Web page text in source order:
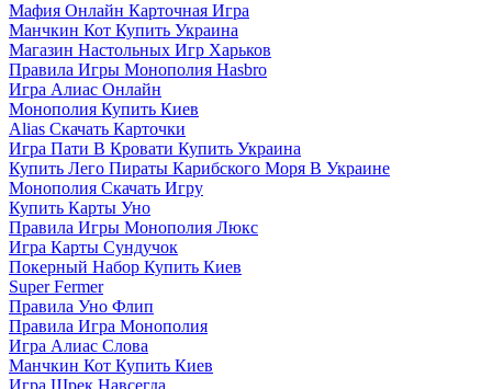
Мафия Онлайн Карточная Игра
Манчкин Кот Купить Украина
Магазин Настольных Игр Харьков
Правила Игры Монополия Hasbro
Игра Алиас Онлайн
Монополия Купить Киев
Alias Скачать Карточки
Игра Пати В Кровати Купить Украина
Купить Лего Пираты Карибского Моря В Украине
Монополия Скачать Игру
Купить Карты Уно
Правила Игры Монополия Люкс
Игра Карты Сундучок
Покерный Набор Купить Киев
Super Fermer
Правила Уно Флип
Правила Игра Монополия
Игра Алиас Слова
Манчкин Кот Купить Киев
Игра Шрек Навсегда